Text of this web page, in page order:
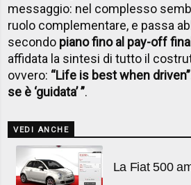
messaggio: nel complesso
ruolo complementare, e passa
secondo piano fino al pay-off
affidata la sintesi di tutto il
ovvero: “Life is best when
se è ‘guidata’ ”.
VEDI ANCHE
La Fiat 500